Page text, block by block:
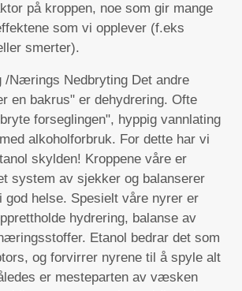
på kroppen, noe som gir mange
som vi opplever (f.eks
smerter).
/Nærings Nedbryting Det andre
en bakrus" er dehydrering. Ofte
forseglingen", hyppig vannlating
alkoholforbruk. For dette har vi
skylden! Kroppene våre er
system av sjekker og balanserer
god helse. Spesielt våre nyrer er
hydrering, balanse av
Etanol bedrar det som
og forvirrer nyrene til å spyle alt
er mesteparten av væsken